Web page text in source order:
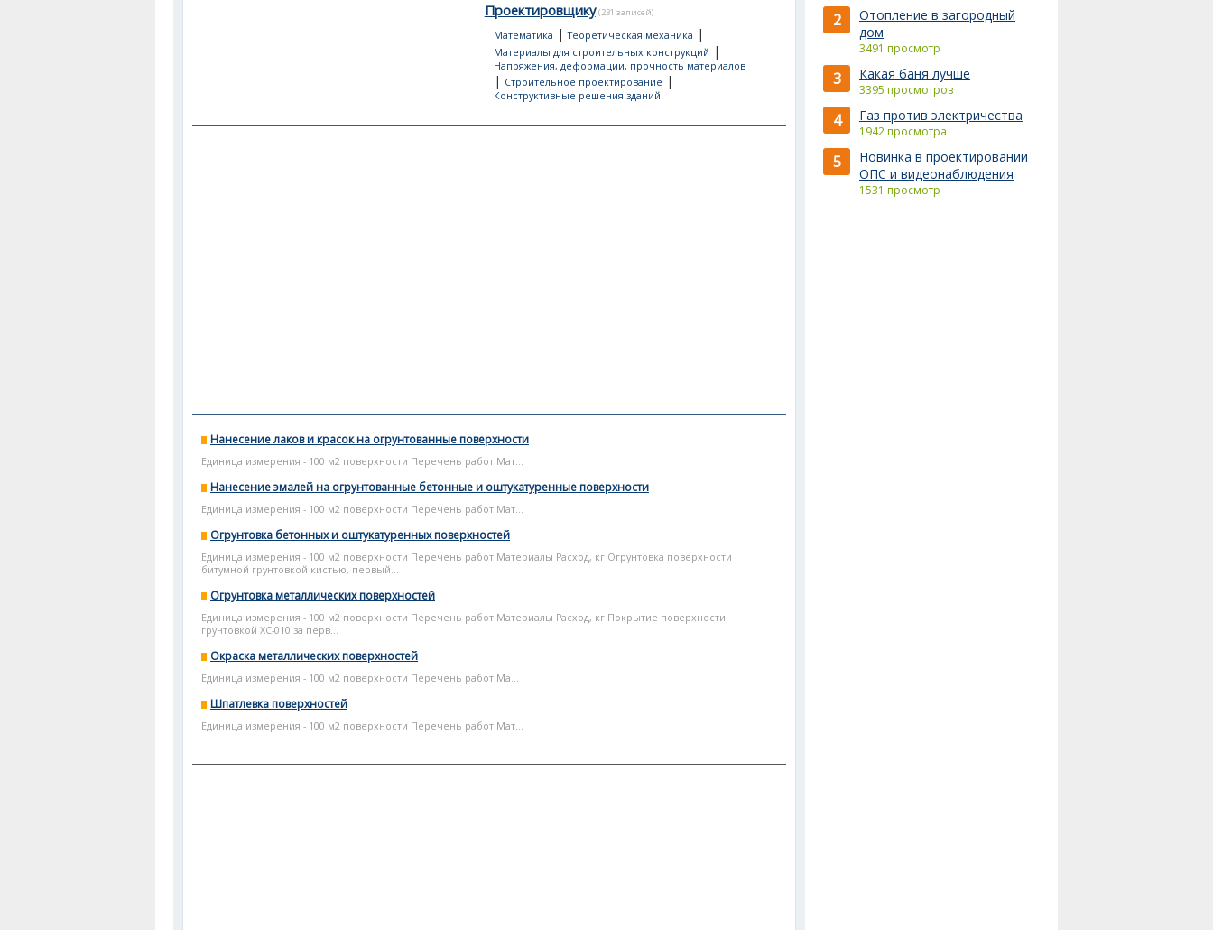
Проектировщику (231 записей)
Математика |Теоретическая механика |
Материалы для строительных конструкций |
Напряжения, деформации, прочность материалов
| Строительное проектирование |
Конструктивные решения зданий
Нанесение лаков и красок на огрунтованные поверхности
Единица измерения - 100 м2 поверхности Перечень работ Мат...
Нанесение эмалей на огрунтованные бетонные и оштукатуренные поверхности
Единица измерения - 100 м2 поверхности Перечень работ Мат...
Огрунтовка бетонных и оштукатуренных поверхностей
Единица измерения - 100 м2 поверхности Перечень работ Материалы Расход, кг Огрунтовка поверхности
битумной грунтовкой кистью, первый...
Огрунтовка металлических поверхностей
Единица измерения - 100 м2 поверхности Перечень работ Материалы Расход, кг Покрытие поверхности
грунтовкой ХС-010 за перв...
Окраска металлических поверхностей
Единица измерения - 100 м2 поверхности Перечень работ Ма...
Шпатлевка поверхностей
Единица измерения - 100 м2 поверхности Перечень работ Мат...
2
Отопление в загородный
дом
3491 просмотр
3 Какая баня лучше
3395 просмотров
4 Газ против электричества
1942 просмотра
5
Новинка в проектировании
ОПС и видеонаблюдения
1531 просмотр